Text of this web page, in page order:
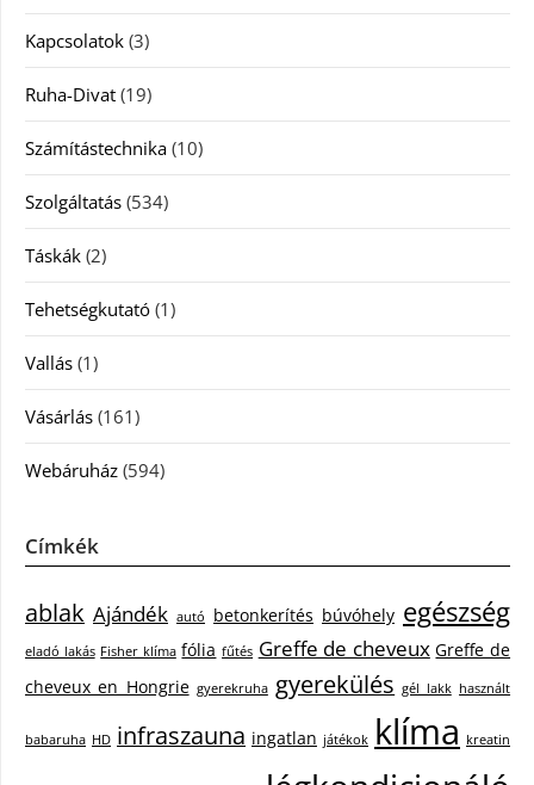
Kapcsolatok (3)
Ruha-Divat (19)
Számítástechnika (10)
Szolgáltatás (534)
Táskák (2)
Tehetségkutató (1)
Vallás (1)
Vásárlás (161)
Webáruház (594)
Címkék
ablak Ajándék autó betonkerítés búvóhely egészség
eladó lakás Fisher klíma fólia fűtés Greffe de cheveux Greffe de
cheveux en Hongrie gyerekruha gyerekülés gél lakk használt
babaruha HD infraszauna ingatlan játékok klíma kreatin